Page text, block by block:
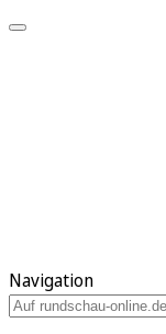
Navigation